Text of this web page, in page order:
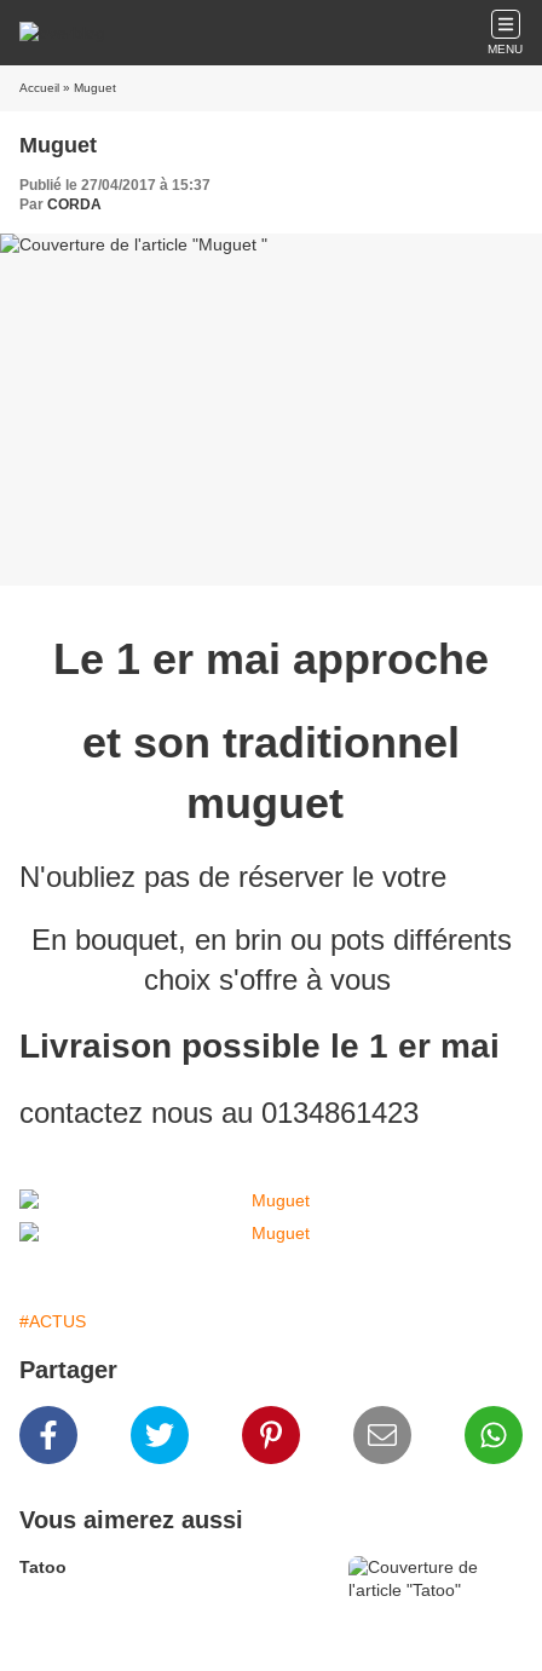
MENU
Accueil » Muguet
Muguet
Publié le 27/04/2017 à 15:37
Par CORDA
Le 1 er mai approche
et son traditionnel
muguet
N'oubliez pas de réserver le votre
En bouquet, en brin ou pots différents
choix s'offre à vous
Livraison possible le 1 er mai
contactez nous au 0134861423
#ACTUS
Partager
Vous aimerez aussi
Tatoo